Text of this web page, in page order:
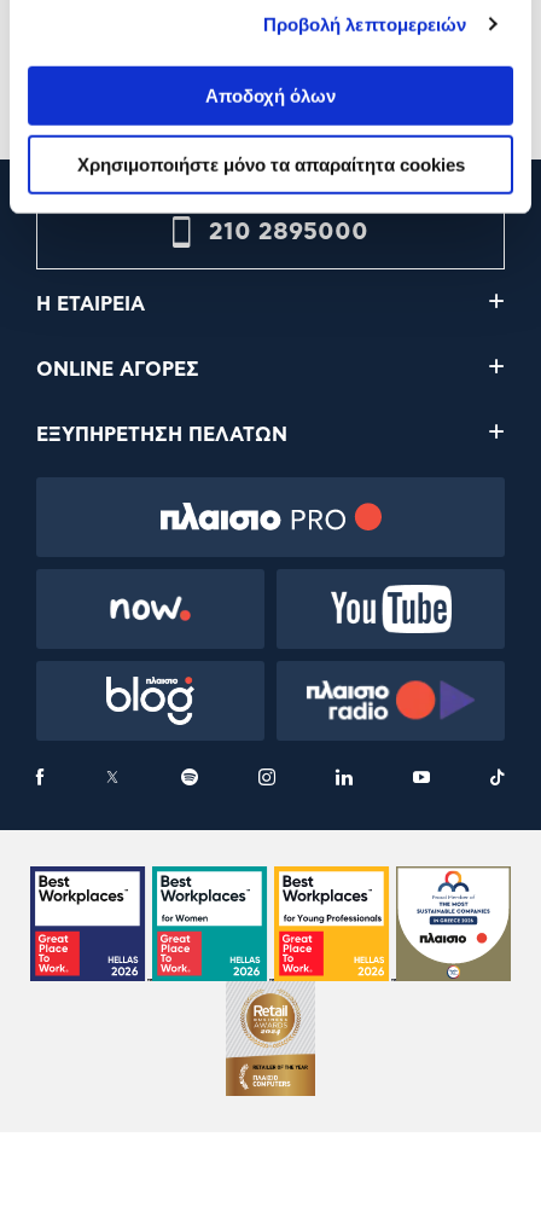
Προβολή λεπτομερειών
Αποδοχή όλων
Χρησιμοποιήστε μόνο τα απαραίτητα cookies
210 2895000
Η ΕΤΑΙΡΕΙΑ
ONLINE ΑΓΟΡΕΣ
ΕΞΥΠΗΡΕΤΗΣΗ ΠΕΛΑΤΩΝ